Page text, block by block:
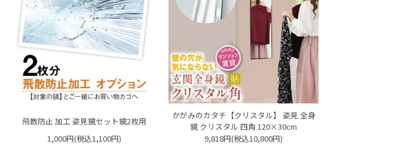
飛散防止 加工 姿見鏡セット鏡2枚用
1,000円(税込1,100円)
かがみのカタチ【クリスタル】 姿見 全身
鏡 クリスタル 四角 120×30cm
9,818円(税込10,800円)